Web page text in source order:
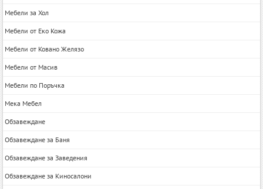
Мебели за Хол
Мебели от Еко Кожа
Мебели от Ковано Желязо
Мебели от Масив
Мебели по Поръчка
Мека Мебел
Обзавеждане
Обзавеждане за Баня
Обзавеждане за Заведения
Обзавеждане за Киносалони